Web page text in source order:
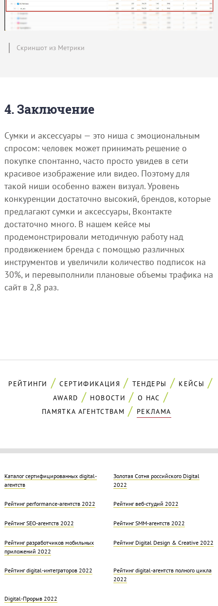
Скриншот из Метрики
4. Заключение
Сумки и аксессуары — это ниша с эмоциональным
спросом: человек может принимать решение о
покупке спонтанно, часто просто увидев в сети
красивое изображение или видео. Поэтому для
такой ниши особенно важен визуал. Уровень
конкуренции достаточно высокий, брендов, которые
предлагают сумки и аксессуары, Вконтакте
достаточно много. В нашем кейсе мы
продемонстрировали методичную работу над
продвижением бренда с помощью различных
инструментов и увеличили количество подписок на
30%, и перевыполнили плановые объемы трафика на
сайт в 2,8 раз.
РЕЙТИНГИ СЕРТИФИКАЦИЯ ТЕНДЕРЫ
КЕЙСЫ
AWARD
НОВОСТИ
О НАС
ПАМЯТКА АГЕНТСТВАМ
РЕКЛАМА
Каталог сертифицированных digital-
агентств
Золотая Cотня российского Digital
2022
Рейтинг performance-агентств 2022 Рейтинг веб-студий 2022
Рейтинг SEO-агентств 2022 Рейтинг SMM-агентств 2022
Рейтинг разработчиков мобильных
приложений 2022
Рейтинг Digital Design & Creative 2022
Рейтинг digital-интеграторов 2022
Рейтинг digital-агентств полного цикла
2022
Digital-Прорыв 2022